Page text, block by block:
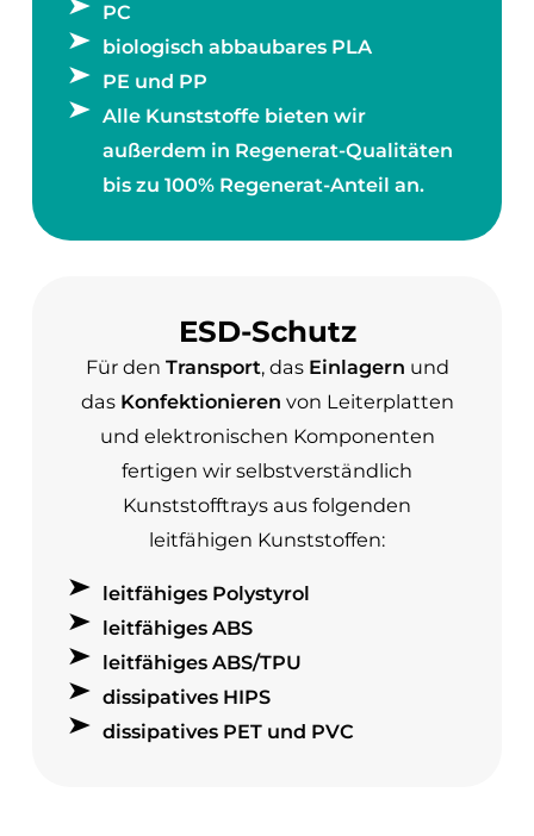
PC
biologisch abbaubares PLA
PE und PP
Alle Kunststoffe bieten wir
außerdem in Regenerat-Qualitäten
bis zu 100% Regenerat-Anteil an.
ESD-Schutz
Für den Transport, das Einlagern und
das Konfektionieren von Leiterplatten
und elektronischen Komponenten
fertigen wir selbstverständlich
Kunststofftrays aus folgenden
leitfähigen Kunststoffen:
leitfähiges Polystyrol
leitfähiges ABS
leitfähiges ABS/TPU
dissipatives HIPS
dissipatives PET und PVC